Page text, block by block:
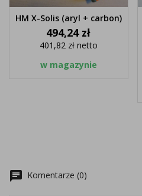
HM X-Solis (aryl + carbon)
Cena
494,24 zł
401,82 zł netto
w magazynie
chat Komentarze (0)